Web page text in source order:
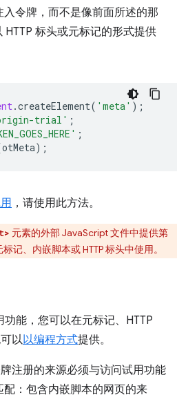
令牌，而不是像前面所述的那
HTTP 标头或元标记的形式提供
.createElement( 'meta' );
trial' ;
;
otMeta);
，请使用此方法。
元素的外部 JavaScript 文件中提供第
记、内嵌脚本或 HTTP 标头中使用。
能，您可以在元标记、HTTP
以以编程方式提供。
注册的来源必须与访问试用功能
：包含内嵌脚本的网页的来